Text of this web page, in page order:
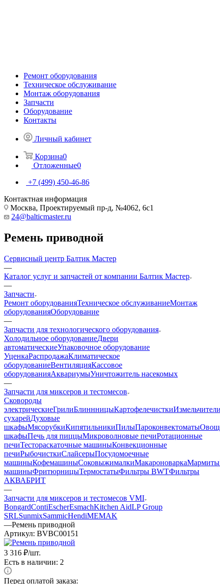
Ремонт оборудования
Техническое обслуживание
Монтаж оборудования
Запчасти
Оборудование
Контакты
Личный кабинет
Корзина0
Отложенные0
+7 (499) 450-46-86
Контактная информация
Москва, Проектируемый пр-д, №4062, 6с1
24@balticmaster.ru
Ремень приводной
Сервисный центр Балтик Мастер
—
Каталог услуг и запчастей от компании Балтик Мастер
—
Запчасти
Ремонт оборудованияТехническое обслуживаниеМонтаж
оборудованияОборудование
—
Запчасти для технологического оборудования
Холодильное оборудованиеДвери
автоматическиеУпаковочное оборудование
УценкаРаспродажаКлиматическое
оборудованиеВентиляцияКассовое
оборудованияАквариумыУничтожитель насекомых
—
Запчасти для миксеров и тестомесов
Cковороды
электрическиеГрилиБлиннницыКартофелечистки
сухарейДуховые
шкафыМясорубкиКипятильникиПилыПароконвектоматы
шкафыПечь для пиццыМикроволновые печиРотационные
печиТестораскаточные машиныКонвекционные
печиРыбочисткиСлайсерыПосудомоечные
машиныКофемашиныСоковыжималкиМакароноваркаМармиты
машиныФритюрницыТермостатыФильтры BWTФильтры
АКВАБРИТ
—
Запчасти для миксеров и тестомесов VMI
BongardContiEscherEsmachKitchen AidLP Group
SRLSunmixSammicHendiMEMAK
—Ремень приводной
Артикул: BVBC00151
3 316 ₽/шт.
Есть в наличии: 2
Перед оплатой заказа: